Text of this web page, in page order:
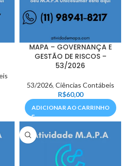
MAPA – GOVERNANÇA E
GESTÃO DE RISCOS –
53/2026
53/2026, Ciências Contábeis
R$60,00
ADICIONAR AO CARRINHO